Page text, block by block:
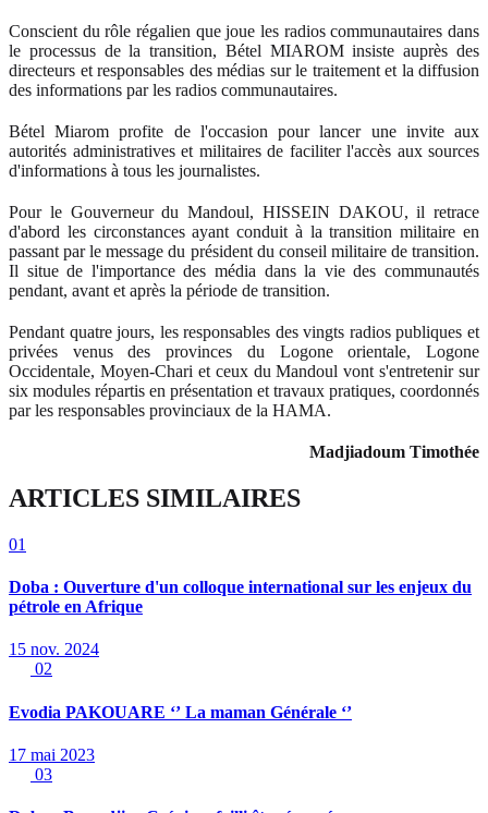
Conscient du rôle régalien que joue les radios communautaires dans
le processus de la transition, Bétel MIAROM insiste auprès des
directeurs et responsables des médias sur le traitement et la diffusion
des informations par les radios communautaires.
Bétel Miarom profite de l'occasion pour lancer une invite aux
autorités administratives et militaires de faciliter l'accès aux sources
d'informations à tous les journalistes.
Pour le Gouverneur du Mandoul, HISSEIN DAKOU, il retrace
d'abord les circonstances ayant conduit à la transition militaire en
passant par le message du président du conseil militaire de transition.
Il situe de l'importance des média dans la vie des communautés
pendant, avant et après la période de transition.
Pendant quatre jours, les responsables des vingts radios publiques et
privées venus des provinces du Logone orientale, Logone
Occidentale, Moyen-Chari et ceux du Mandoul vont s'entretenir sur
six modules répartis en présentation et travaux pratiques, coordonnés
par les responsables provinciaux de la HAMA.
Madjiadoum Timothée
ARTICLES SIMILAIRES
01
Doba : Ouverture d'un colloque international sur les enjeux du
pétrole en Afrique
15 nov. 2024
02
Evodia PAKOUARE ‘’ La maman Générale ‘’
17 mai 2023
03